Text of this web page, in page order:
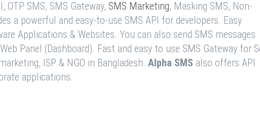
OTP SMS, SMS Gateway, SMS Marketing, Masking SMS, Non-
a powerful and easy-to-use SMS API for developers. Easy
Applications & Websites. You can also send SMS messages
Panel (Dashboard). Fast and easy to use SMS Gateway for
ISP & NGO in Bangladesh. Alpha SMS also offers API
applications.